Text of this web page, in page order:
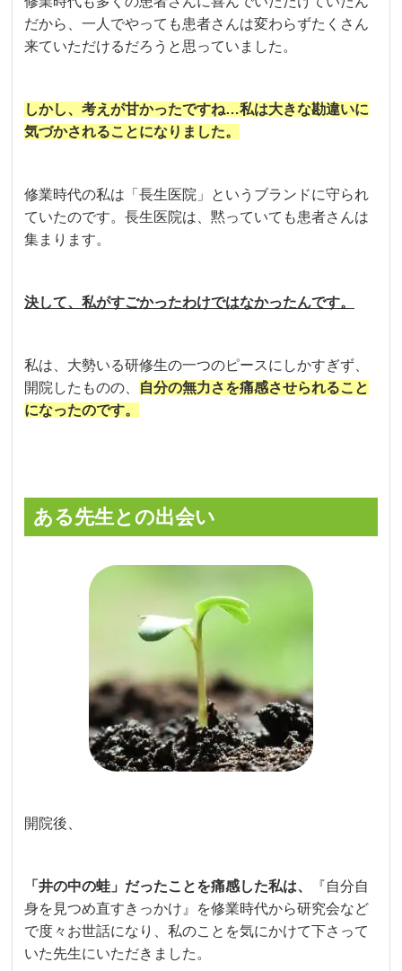
だから、一人でやっても患者さんは変わらずたくさん
来ていただけるだろうと思っていました。
しかし、考えが甘かったですね…私は大きな勘違いに
気づかされることになりました。
修業時代の私は「長生医院」というブランドに守られ
ていたのです。長生医院は、黙っていても患者さんは
集まります。
決して、私がすごかったわけではなかったんです。
私は、大勢いる研修生の一つのピースにしかすぎず、
開院したものの、
自分の無力さを痛感させられること
になったのです。
ある先生との出会い
開院後、
「井の中の蛙」だったことを痛感した私は、
『自分自
身を見つめ直すきっかけ』を修業時代から研究会など
で度々お世話になり、私のことを気にかけて下さって
いた先生にいただきました。